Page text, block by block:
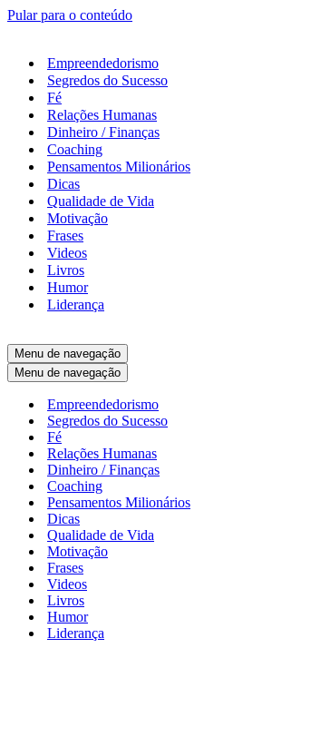
Pular para o conteúdo
Empreendedorismo
Segredos do Sucesso
Fé
Relações Humanas
Dinheiro / Finanças
Coaching
Pensamentos Milionários
Dicas
Qualidade de Vida
Motivação
Frases
Videos
Livros
Humor
Liderança
Menu de navegação
Menu de navegação
Empreendedorismo
Segredos do Sucesso
Fé
Relações Humanas
Dinheiro / Finanças
Coaching
Pensamentos Milionários
Dicas
Qualidade de Vida
Motivação
Frases
Videos
Livros
Humor
Liderança